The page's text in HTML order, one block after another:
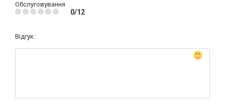
Обслуговування
0/12
Відгук: